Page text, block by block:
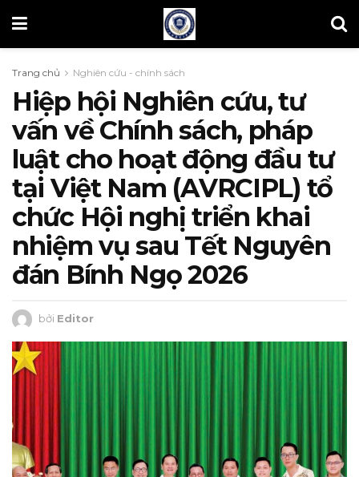
Trang chủ Nghiên cứu - chính sách
Hiệp hội Nghiên cứu, tư
vấn về Chính sách, pháp
luật cho hoạt động đầu tư
tại Việt Nam (AVRCIPL) tổ
chức Hội nghị triển khai
nhiệm vụ sau Tết Nguyên
đán Bính Ngọ 2026
bởi Editor